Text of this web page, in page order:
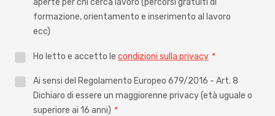
aperte per chi cerca lavoro (percorsi gratuiti di
formazione, orientamento e inserimento al lavoro
ecc)
PrivacyHo letto e accetto le condizioni sulla privacy *
PrivacyAi sensi del Regolamento Europeo 679/2016 - Art. 8
Dichiaro di essere un maggiorenne privacy (età uguale o
superiore ai 16 anni) *